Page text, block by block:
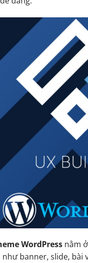
WordPress nằm ở
banner, slide, bài